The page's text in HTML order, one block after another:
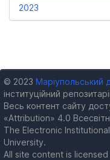
2023
© 2023 Маріупольський
інституційний
Весь контент сайту
«Attribution» 4.0
The Electronic
University.
All site content is